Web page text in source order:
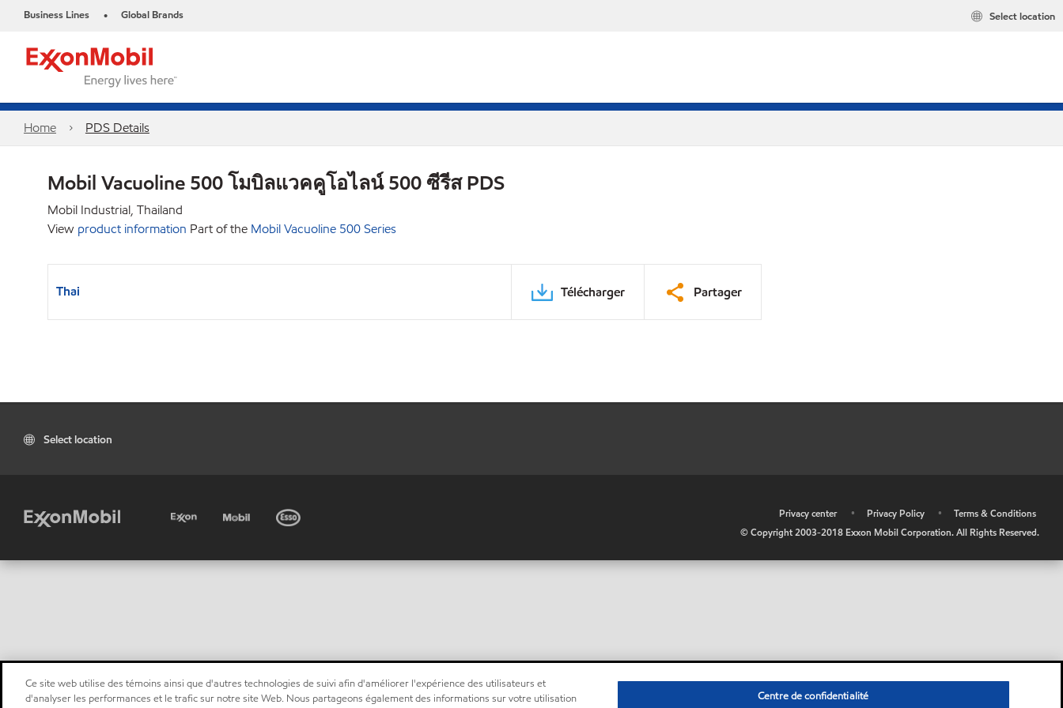
Business Lines • Global Brands Select location
Home PDS Details
Mobil Vacuoline 500 โมบิลแวคคูโอไลน์ 500 ซีรีส PDS
Mobil Industrial, Thailand
View product information Part of the Mobil Vacuoline 500 Series
Thai Télécharger Partager
Select location
Privacy center • Privacy Policy •
Terms & Conditions
© Copyright 2003-2018 Exxon Mobil Corporation. All Rights Reserved.
Ce site web utilise des témoins ainsi que d'autres technologies de suivi afin d'améliorer l'expérience des utilisateurs et
d'analyser les performances et le trafic sur notre site Web. Nous partageons également des informations sur votre utilisation
Centre de confidentialité